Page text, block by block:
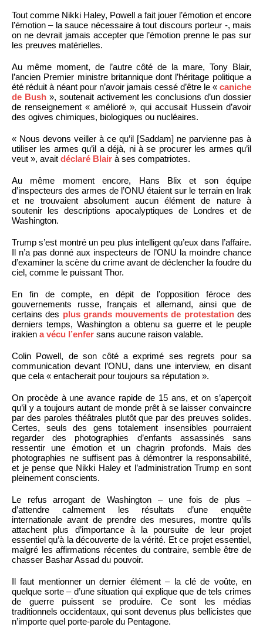
Tout comme Nikki Haley, Powell a fait jouer l’émotion et encore
l’émotion – la sauce nécessaire à tout discours porteur -, mais
on ne devrait jamais accepter que l’émotion prenne le pas sur
les preuves matérielles.
Au même moment, de l’autre côté de la mare, Tony Blair,
l’ancien Premier ministre britannique dont l’héritage politique a
été réduit à néant pour n’avoir jamais cessé d’être le « caniche
de Bush», soutenait activement les conclusions d’un dossier
de renseignement « amélioré », qui accusait Hussein d’avoir
des ogives chimiques, biologiques ou nucléaires.
« Nous devons veiller à ce qu’il [Saddam] ne parvienne pas à
utiliser les armes qu’il a déjà, ni à se procurer les armes qu’il
veut », avait déclaré Blair à ses compatriotes.
Au même moment encore, Hans Blix et son équipe
d’inspecteurs des armes de l’ONU étaient sur le terrain en Irak
et ne trouvaient absolument aucun élément de nature à
soutenir les descriptions apocalyptiques de Londres et de
Washington.
Trump s’est montré un peu plus intelligent qu’eux dans l’affaire.
Il n’a pas donné aux inspecteurs de l’ONU la moindre chance
d’examiner la scène du crime avant de déclencher la foudre du
ciel, comme le puissant Thor.
En fin de compte, en dépit de l’opposition féroce des
gouvernements russe, français et allemand, ainsi que de
certains des plus grands mouvements de protestationdes
derniers temps, Washington a obtenu sa guerre et le peuple
irakien a vécu l’enfer sans aucune raison valable.
Colin Powell, de son côté a exprimé ses regrets pour sa
communication devant l’ONU, dans une interview, en disant
que cela « entacherait pour toujours sa réputation ».
On procède à une avance rapide de 15 ans, et on s’aperçoit
qu’il y a toujours autant de monde prêt à se laisser convaincre
par des paroles théâtrales plutôt que par des preuves solides.
Certes, seuls des gens totalement insensibles pourraient
regarder des photographies d’enfants assassinés sans
ressentir une émotion et un chagrin profonds. Mais des
photographies ne suffisent pas à démontrer la responsabilité,
et je pense que Nikki Haley et l’administration Trump en sont
pleinement conscients.
Le refus arrogant de Washington – une fois de plus –
d’attendre calmement les résultats d’une enquête
internationale avant de prendre des mesures, montre qu’ils
attachent plus d’importance à la poursuite de leur projet
essentiel qu’à la découverte de la vérité. Et ce projet essentiel,
malgré les affirmations récentes du contraire, semble être de
chasser Bashar Assad du pouvoir.
Il faut mentionner un dernier élément – la clé de voûte, en
quelque sorte – d’une situation qui explique que de tels crimes
de guerre puissent se produire. Ce sont les médias
traditionnels occidentaux, qui sont devenus plus bellicistes que
n’importe quel porte-parole du Pentagone.